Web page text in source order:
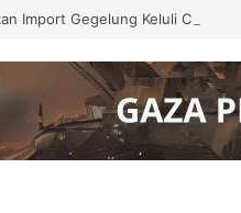
Import Gegelung Keluli China,